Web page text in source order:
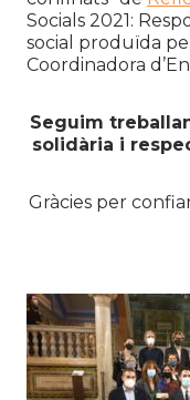
Socials 2021:
social produïda
Coordinadora
Seguim
solidària i
Gràcies per